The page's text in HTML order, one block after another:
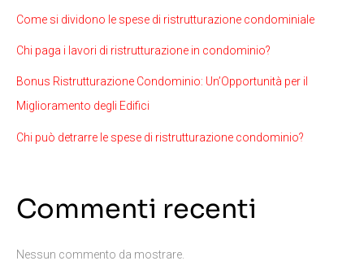
Come si dividono le spese di ristrutturazione condominiale
Chi paga i lavori di ristrutturazione in condominio?
Bonus Ristrutturazione Condominio: Un’Opportunità per il
Miglioramento degli Edifici
Chi può detrarre le spese di ristrutturazione condominio?
Commenti recenti
Nessun commento da mostrare.